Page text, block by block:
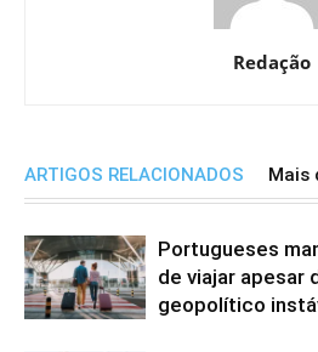
Redação
ARTIGOS RELACIONADOS Mais
Portugueses
de viajar apesar
geopolítico